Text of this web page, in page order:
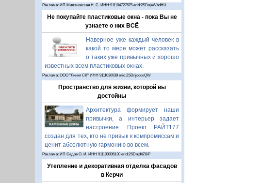
Реклама: ИП Миляновская Н. С. ИНН:911104727675 erid:2SDnjeWbdHU
Не покупайте пластиковые окна - пока Вы не
узнаете о них ВСЁ
Наверное уже каждый человек в
какой то мере может рассказать
о таких уже привычных и хорошо
известных всем пластиковых окнах.
Реклама: ООО "Линия СК" ИНН 9111030039 erid:2SDnjccooQW
Пространство для жизни, которой вы
достойны
Архитектура формирует наши
привычки, а интерьер задает
настроение. Проект РАЙТ177
создан для тех, кто не привык к компромиссам и
ценит абсолютную гармонию во всем.
Реклама: ИП Седов О. И. ИНН 911100036130 erid:2SDnjd4Z8iP
Утепление и декоративная отделка фасадов
в Керчи